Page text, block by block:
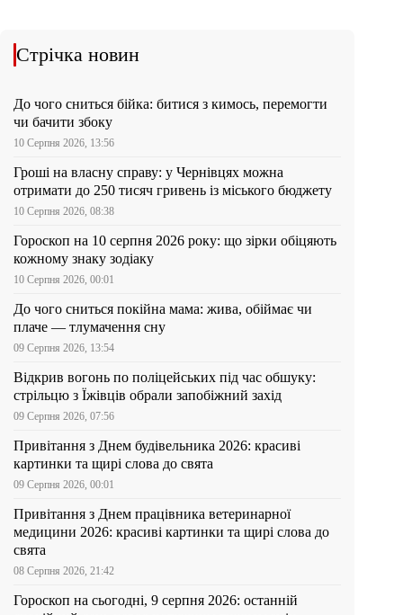
Стрічка новин
До чого сниться бійка: битися з кимось, перемогти
чи бачити збоку
10 Серпня 2026, 13:56
Гроші на власну справу: у Чернівцях можна
отримати до 250 тисяч гривень із міського бюджету
10 Серпня 2026, 08:38
Гороскоп на 10 серпня 2026 року: що зірки обіцяють
кожному знаку зодіаку
10 Серпня 2026, 00:01
До чого сниться покійна мама: жива, обіймає чи
плаче — тлумачення сну
09 Серпня 2026, 13:54
Відкрив вогонь по поліцейських під час обшуку:
стрільцю з Їжівців обрали запобіжний захід
09 Серпня 2026, 07:56
Привітання з Днем будівельника 2026: красиві
картинки та щирі слова до свята
09 Серпня 2026, 00:01
Привітання з Днем працівника ветеринарної
медицини 2026: красиві картинки та щирі слова до
свята
08 Серпня 2026, 21:42
Гороскоп на сьогодні, 9 серпня 2026: останній